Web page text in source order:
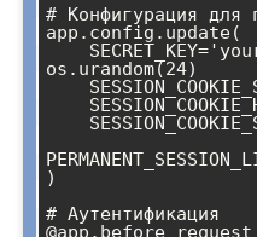
# Конфигурация для
app.config.update(
os.urandom(24)
)
# Аутентификация
@app.before_request